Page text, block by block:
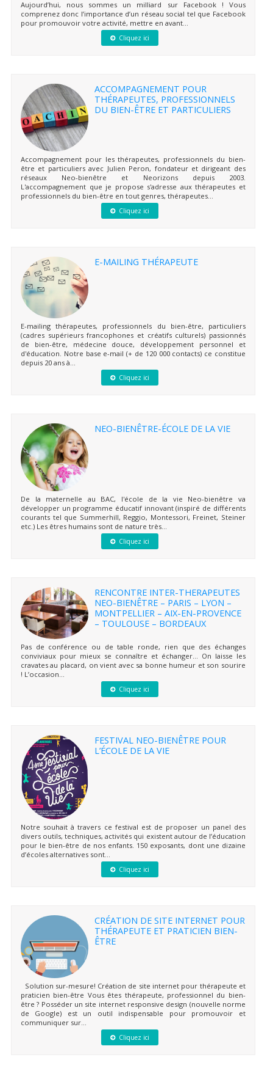
Aujourd’hui, nous sommes un milliard sur Facebook ! Vous
comprenez donc l’importance d’un réseau social tel que Facebook
pour promouvoir votre activité, mettre en avant...
Cliquez ici
ACCOMPAGNEMENT POUR
THÉRAPEUTES, PROFESSIONNELS
DU BIEN-ÊTRE ET PARTICULIERS
Accompagnement pour les thérapeutes, professionnels du bien-
être et particuliers avec Julien Peron, fondateur et dirigeant des
réseaux Neo-bienêtre et Neorizons depuis 2003.
L'accompagnement que je propose s'adresse aux thérapeutes et
professionnels du bien-être en tout genres, thérapeutes...
Cliquez ici
E-MAILING THÉRAPEUTE
E-mailing thérapeutes, professionnels du bien-être, particuliers
(cadres supérieurs francophones et créatifs culturels) passionnés
de bien-être, médecine douce, développement personnel et
d'éducation. Notre base e-mail (+ de 120 000 contacts) ce constitue
depuis 20 ans à...
Cliquez ici
NEO-BIENÊTRE-ÉCOLE DE LA VIE
De la maternelle au BAC, l'école de la vie Neo-bienêtre va
développer un programme éducatif innovant (inspiré de différents
courants tel que Summerhill, Reggio, Montessori, Freinet, Steiner
etc.) Les êtres humains sont de nature très...
Cliquez ici
RENCONTRE INTER-THERAPEUTES
NEO-BIENÊTRE – PARIS – LYON –
MONTPELLIER – AIX-EN-PROVENCE
– TOULOUSE – BORDEAUX
Pas de conférence ou de table ronde, rien que des échanges
conviviaux pour mieux se connaître et échanger… On laisse les
cravates au placard, on vient avec sa bonne humeur et son sourire
! L’occasion...
Cliquez ici
FESTIVAL NEO-BIENÊTRE POUR
L’ÉCOLE DE LA VIE
Notre souhait à travers ce festival est de proposer un panel des
divers outils, techniques, activités qui existent autour de l’éducation
pour le bien-être de nos enfants. 150 exposants, dont une dizaine
d’écoles alternatives sont...
Cliquez ici
CRÉATION DE SITE INTERNET POUR
THÉRAPEUTE ET PRATICIEN BIEN-
ÊTRE
Solution sur-mesure! Création de site internet pour thérapeute et
praticien bien-être Vous êtes thérapeute, professionnel du bien-
être ? Posséder un site internet responsive design (nouvelle norme
de Google) est un outil indispensable pour promouvoir et
communiquer sur...
Cliquez ici